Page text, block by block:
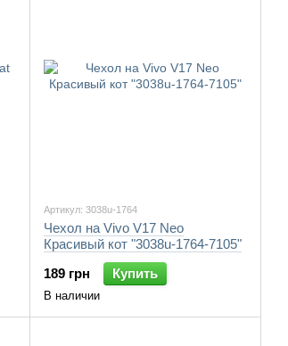
Артикул: 3038u-1764
Чехол на Vivo V17 Neo
Красивый кот "3038u-1764-7105"
189 грн
Купить
В наличии